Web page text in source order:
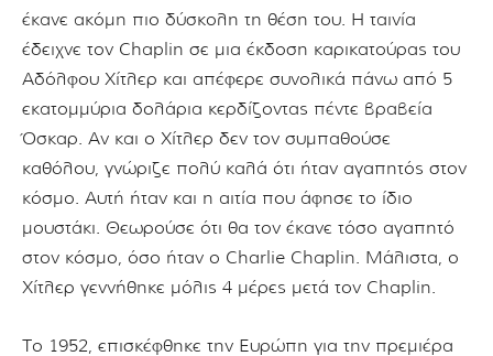
έκανε ακόμη πιο δύσκολη τη θέση του. Η ταινία
έδειχνε τον Chaplin σε μια έκδοση καρικατούρας του
Αδόλφου Χίτλερ και απέφερε συνολικά πάνω από 5
εκατομμύρια δολάρια κερδίζοντας πέντε βραβεία
Όσκαρ. Αν και ο Χίτλερ δεν τον συμπαθούσε
καθόλου, γνώριζε πολύ καλά ότι ήταν αγαπητός στον
κόσμο. Αυτή ήταν και η αιτία που άφησε το ίδιο
μουστάκι. Θεωρούσε ότι θα τον έκανε τόσο αγαπητό
στον κόσμο, όσο ήταν ο Charlie Chaplin. Μάλιστα, ο
Χίτλερ γεννήθηκε μόλις 4 μέρες μετά τον Chaplin.
Το 1952, επισκέφθηκε την Ευρώπη για την πρεμιέρα